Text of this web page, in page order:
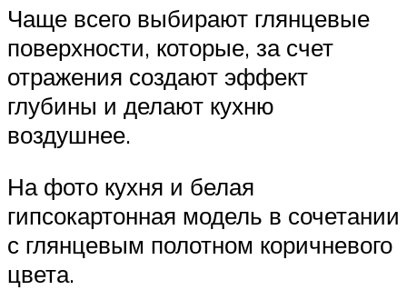
Чаще всего выбирают глянцевые
поверхности, которые, за счет
отражения создают эффект
глубины и делают кухню
воздушнее.
На фото кухня и белая
гипсокартонная модель в сочетании
с глянцевым полотном коричневого
цвета.